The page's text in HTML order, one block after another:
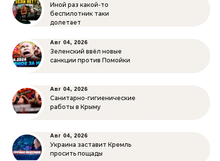
Иной раз какой-то
беспилотник таки
долетает
Авг 04, 2026
Зеленский ввёл новые
санкции против Помойки
Авг 04, 2026
Санитарно-гигиенические
работы в Крыму
Авг 04, 2026
Украина заставит Кремль
просить пощады